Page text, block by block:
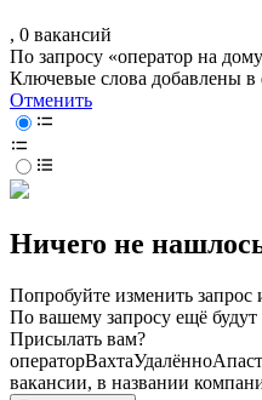
, 0 вакансий
По запросу «оператор на
Ключевые слова добавлены в
Отменить
Ничего не
Попробуйте изменить
По вашему запросу ещё будут
Присылать вам?
операторВахтаУдалённо
вакансии, в названии